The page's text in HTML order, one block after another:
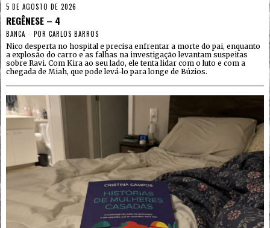
5 DE AGOSTO DE 2026
REGÊNESE – 4
BANCA POR CARLOS BARROS
Nico desperta no hospital e precisa enfrentar a morte do pai, enquanto
a explosão do carro e as falhas na investigação levantam suspeitas
sobre Ravi. Com Kira ao seu lado, ele tenta lidar com o luto e com a
chegada de Miah, que pode levá-lo para longe de Búzios.